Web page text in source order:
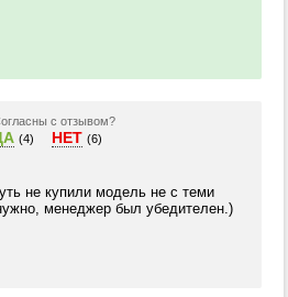
с отзывом?
(4) НЕТ (6)
не купили модель не с теми
менеджер был убедителен.)